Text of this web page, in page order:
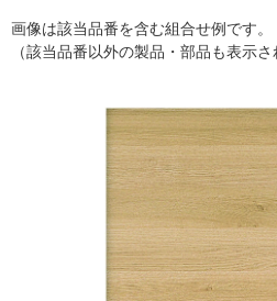
画像は該当品番を含む組合せ例です。
（該当品番以外の製品・部品も表示さ